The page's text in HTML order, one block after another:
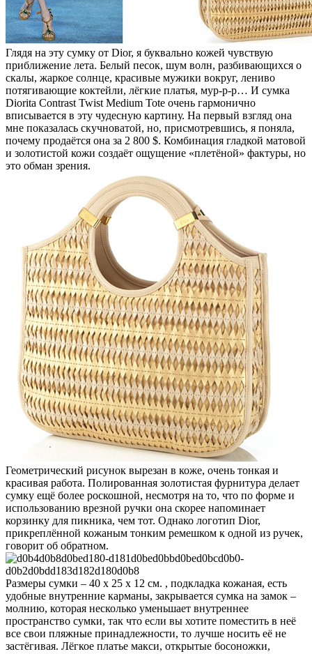
Глядя на эту сумку от Dior, я буквально кожей чувствую
приближение лета. Белый песок, шум волн, разбивающихся о
скалы, жаркое солнце, красивые мужики вокруг, лениво
потягивающие коктейли, лёгкие платья, мур-р-р… И сумка
Diorita Contrast Twist Medium Tote очень гармонично
вписывается в эту чудесную картину. На первый взгляд она
мне показалась скучноватой, но, присмотревшись, я поняла,
почему продаётся она за 2 800 $. Комбинация гладкой матовой
и золотистой кожи создаёт ощущение «плетёной» фактуры, но
это обман зрения.
Геометрический рисунок вырезан в коже, очень тонкая и
красивая работа. Полированная золотистая фурнитура делает
сумку ещё более роскошной, несмотря на то, что по форме и
использованию врезной ручки она скорее напоминает
корзинку для пикника, чем тот. Однако логотип Dior,
прикреплённой кожаным тонким ремешком к одной из ручек,
говорит об обратном.
Размеры сумки – 40 х 25 х 12 см. , подкладка кожаная, есть
удобные внутренние карманы, закрывается сумка на замок –
молнию, которая несколько уменьшает внутреннее
пространство сумки, так что если вы хотите поместить в неё
все свои пляжные принадлежности, то лучше носить её не
застёгивая. Лёгкое платье макси, открытые босоножки,